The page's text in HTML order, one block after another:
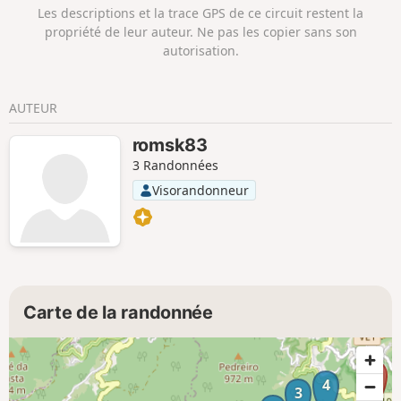
du cratère d'un ancien volcan. Revenez sur vos pas pour
descendre le chemin qui vous mènera jusqu'au village de
Curral das Freiras.( Droite des commerces, panneau) Vous
Fort dénivelé comme beaucoup de randonnées à Madère.
Les descriptions et la trace GPS de ce circuit restent la
propriété de leur auteur. Ne pas les copier sans son
autorisation.
AUTEUR
romsk83
3 Randonnées
Visorandonneur
Carte de la randonnée
3 4